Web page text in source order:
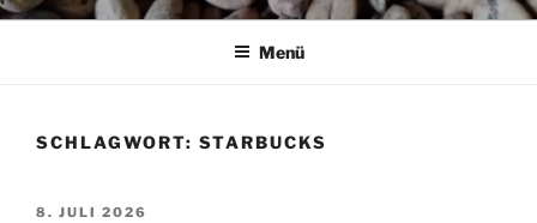
Menü
SCHLAGWORT: STARBUCKS
VERÖFFENTLICHT
8. JULI 2026